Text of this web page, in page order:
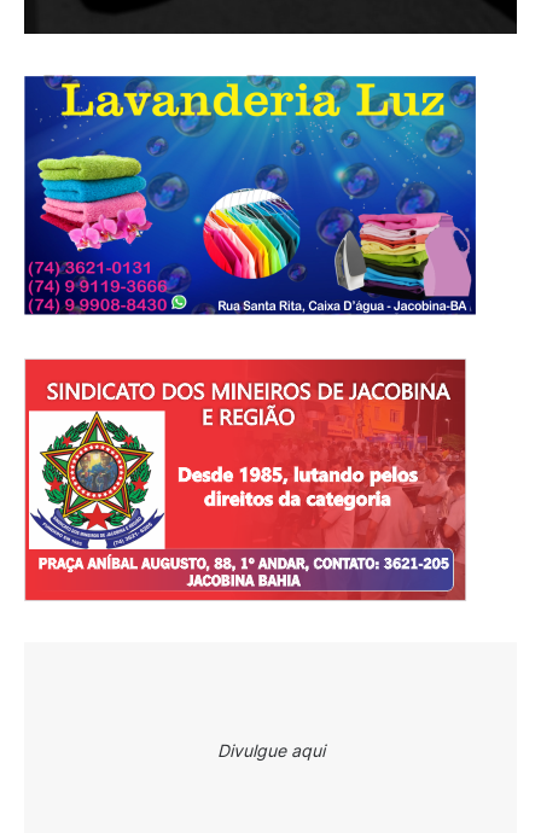
Divulgue aqui